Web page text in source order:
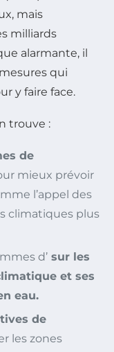
mais
milliards
alarmante, il
qui
y faire face.
trouve :
de
mieux prévoir
l’appel des
climatiques plus
d’ sur les
et ses
eau.
de
les zones